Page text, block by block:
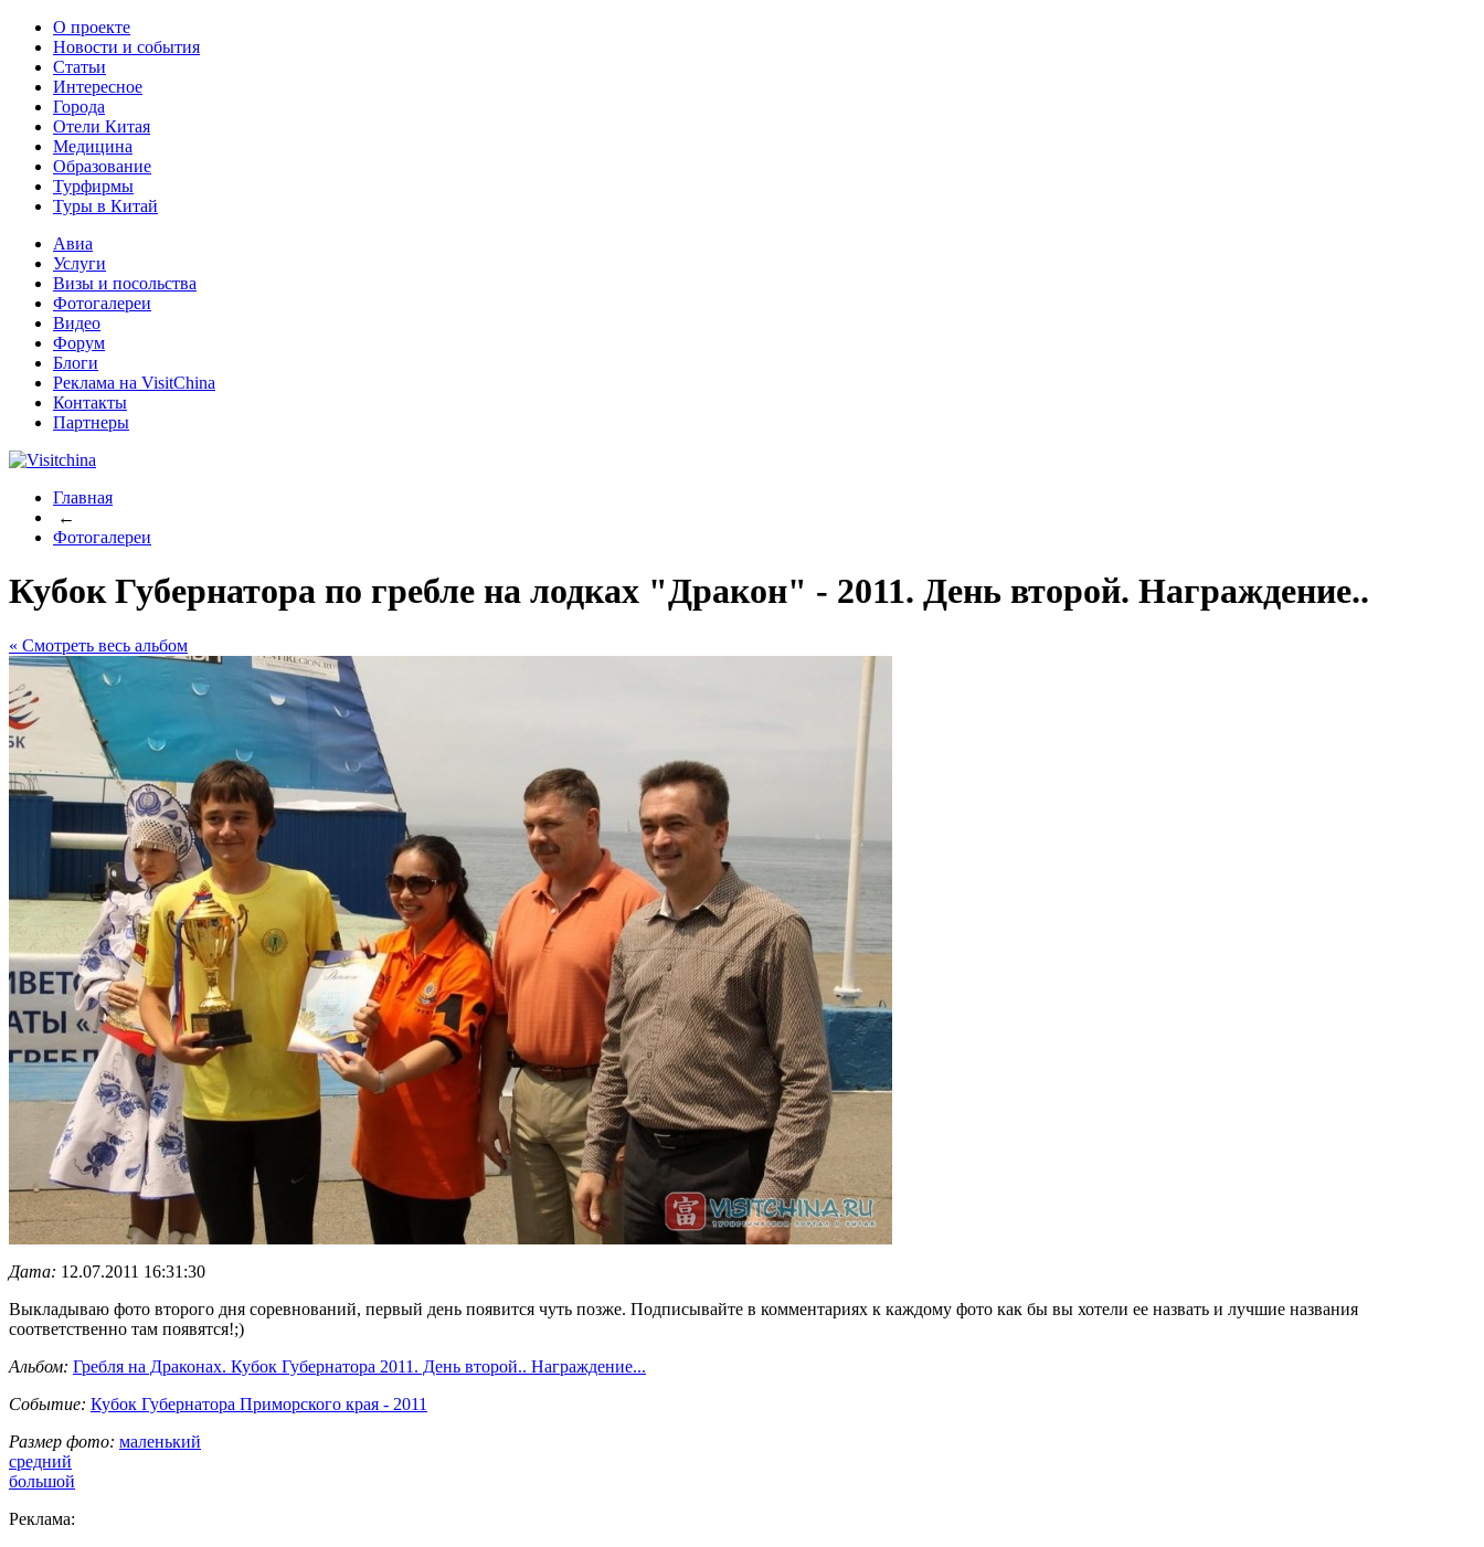
О проекте
Новости и события
Статьи
Интересное
Города
Отели Китая
Медицина
Образование
Турфирмы
Туры в Китай
Авиа
Услуги
Визы и посольства
Фотогалереи
Видео
Форум
Блоги
Реклама на VisitChina
Контакты
Партнеры
Главная
←
Фотогалереи
Кубок Губернатора по гребле на лодках "Дракон" - 2011. День второй. Награждение..
« Cмотреть весь альбом
Дата: 12.07.2011 16:31:30
Выкладываю фото второго дня соревнований, первый день появится чуть позже. Подписывайте в комментариях к каждому фото как бы вы хотели ее назвать и лучшие названия
соответственно там появятся!;)
Альбом: Гребля на Драконах. Кубок Губернатора 2011. День второй.. Награждение...
Событие: Кубок Губернатора Приморского края - 2011
Размер фото: маленький
средний
большой
Реклама: